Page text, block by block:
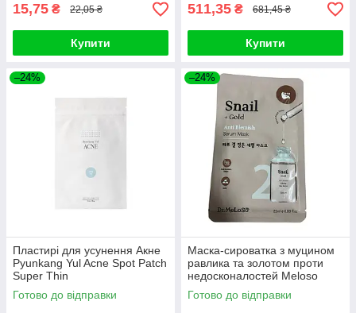
15,75 ₴ 22,05 ₴
Купити
511,35 ₴ 681,45 ₴
Купити
–24%
Пластирі для усунення Акне
Pyunkang Yul Acne Spot Patch
Super Thin
Готово до відправки
–24%
Маска-сироватка з муцином
равлика та золотом проти
недосконалостей Meloso
Snail + Gold Anti Blemish
Готово до відправки